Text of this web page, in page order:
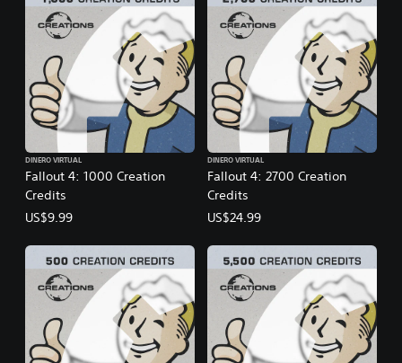
Fallout 4: 1000 Creation
Credits
DINERO VIRTUAL
US$9.99
Fallout 4: 2700 Creation
Credits
DINERO VIRTUAL
US$24.99